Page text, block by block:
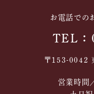
お電話での
TEL：
〒153-0042
営業時間